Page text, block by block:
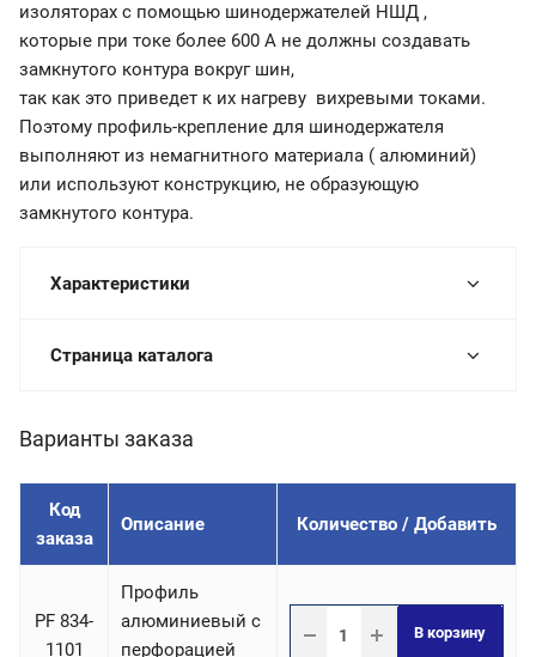
изоляторах с помощью шинодержателей НШД ,
которые при токе более 600 А не должны создавать
замкнутого контура вокруг шин,
так как это приведет к их нагреву вихревыми токами.
Поэтому профиль-крепление для шинодержателя
выполняют из немагнитного материала ( алюминий)
или используют конструкцию, не образующую
замкнутого контура.
Характеристики
Страница каталога
Варианты заказа
Код
заказа
Описание Количество / Добавить
PF 834-
1101
Профиль
алюминиевый с
перфорацией
В корзину